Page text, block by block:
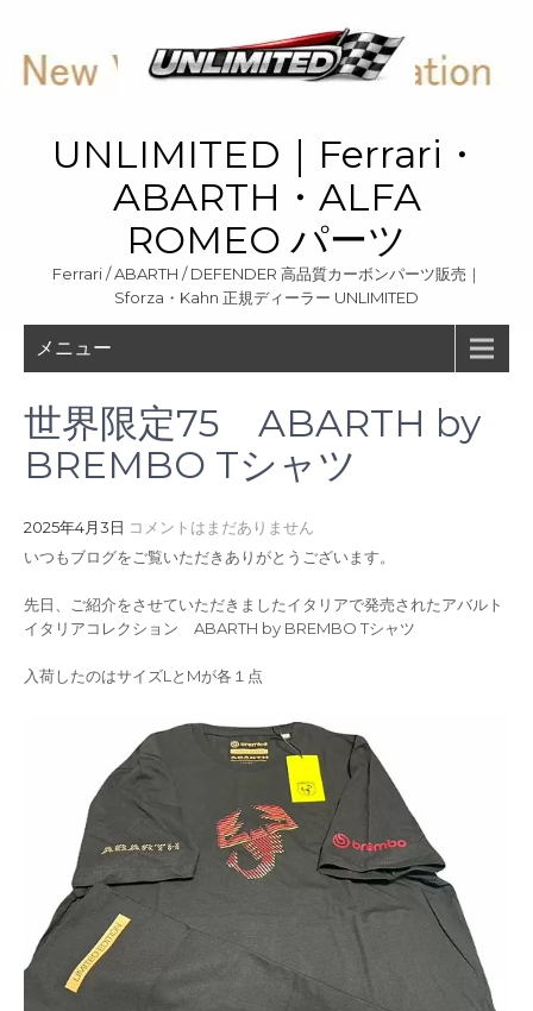
content
UNLIMITED｜Ferrari・
ABARTH・ALFA
ROMEO パーツ
Ferrari / ABARTH / DEFENDER 高品質カーボンパーツ販売｜
Sforza・Kahn 正規ディーラー UNLIMITED
メニュー
世界限定75 ABARTH by
BREMBO Tシャツ
2025年4月3日 コメントはまだありません
いつもブログをご覧いただきありがとうございます。
先日、ご紹介をさせていただきましたイタリアで発売されたアバルト
イタリアコレクション ABARTH by BREMBO Tシャツ
入荷したのはサイズLとMが各１点